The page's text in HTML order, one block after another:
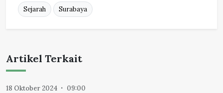
Sejarah Surabaya
Artikel Terkait
18 Oktober 2024 09:00